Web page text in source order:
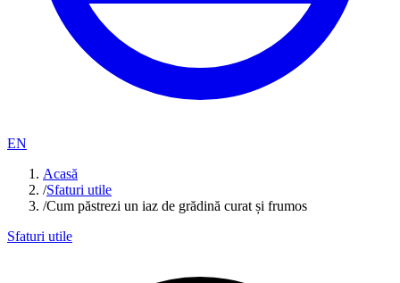
EN
Acasă
/Sfaturi utile
/Cum păstrezi un iaz de grădină curat și frumos
Sfaturi utile